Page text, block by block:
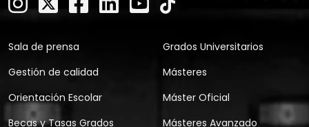
Sala de prensa
Gestión de calidad
Orientación Escolar
Becas y Tasas Grados
Grados Universitarios
Másteres
Máster Oficial
Másteres Avanzado